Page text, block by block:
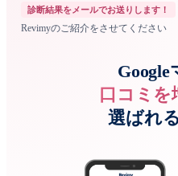
診断結果をメールでお送りします！
Revimyのご紹介をさせてください
口コミを
選ばれ